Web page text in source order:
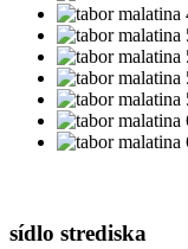
sídlo strediska